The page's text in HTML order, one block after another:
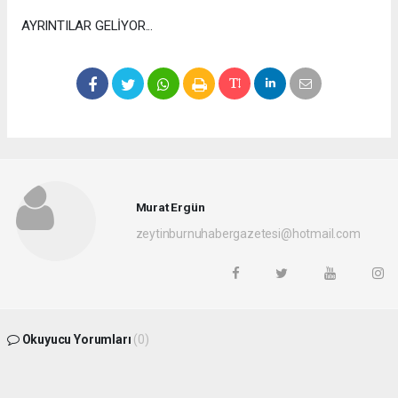
AYRINTILAR GELİYOR...
Murat Ergün
zeytinburnuhabergazetesi@hotmail.com
Okuyucu Yorumları (0)